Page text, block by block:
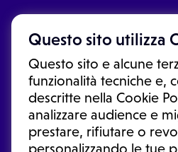
Questo sito utilizza
Questo sito e alcune
funzionalità tecniche e,
descritte nella Cookie
analizzare audience e
prestare, rifiutare o
personalizzando le tue
Le informazioni
sostituiscono un